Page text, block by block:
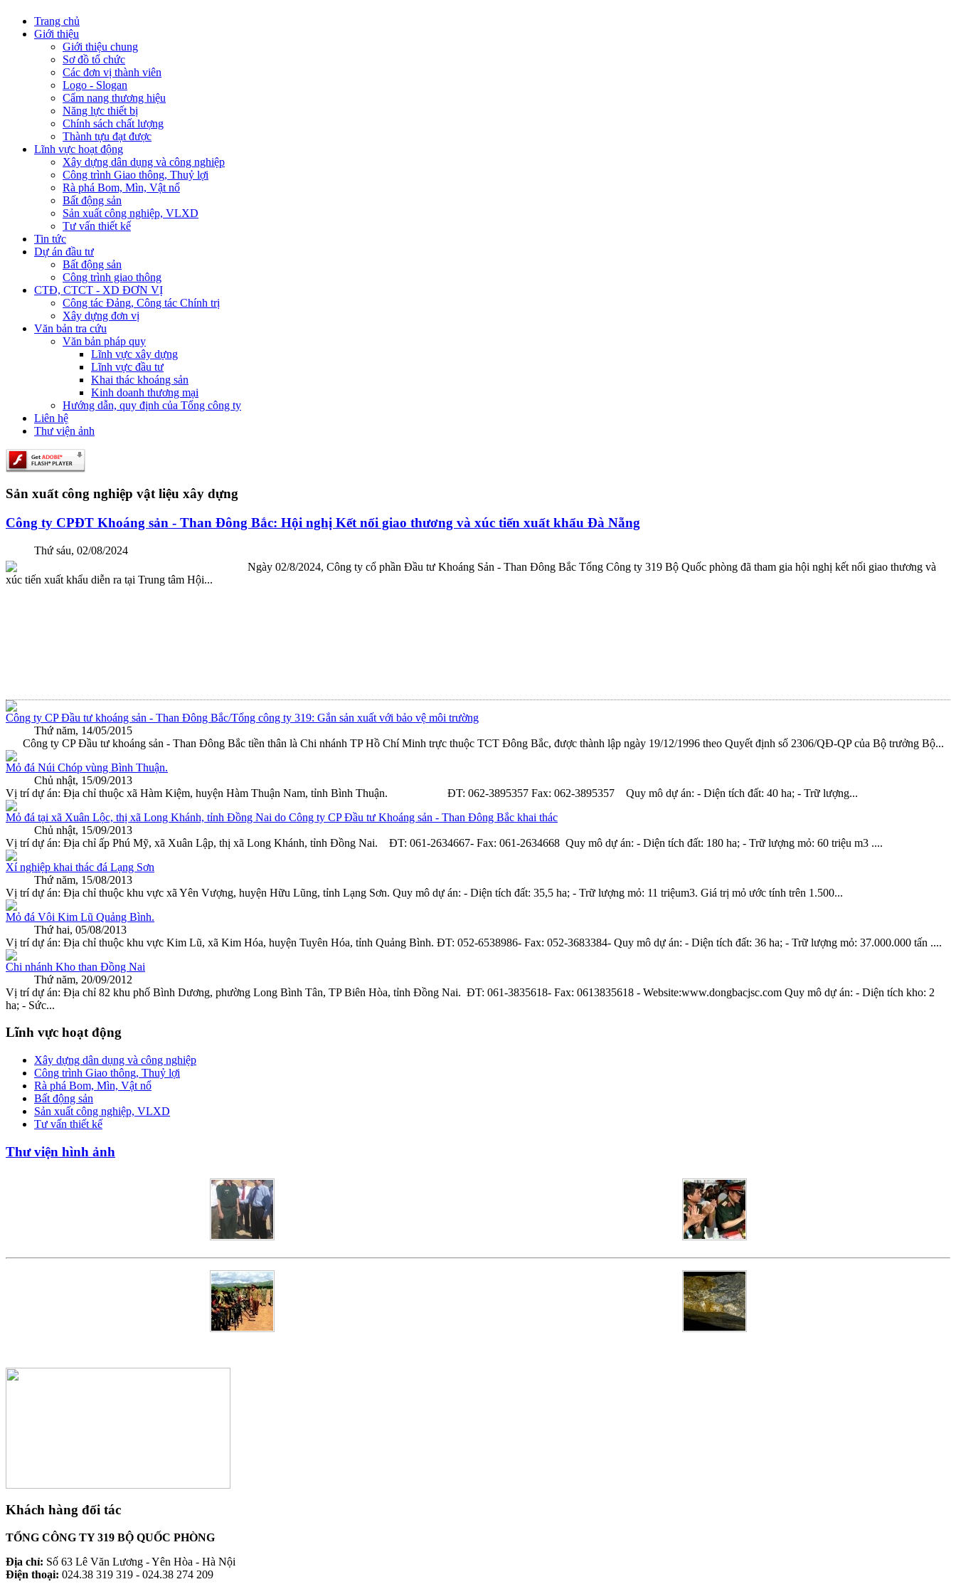
Trang chủ
Giới thiệu
Giới thiệu chung
Sơ đồ tổ chức
Các đơn vị thành viên
Logo - Slogan
Cẩm nang thương hiệu
Năng lực thiết bị
Chính sách chất lượng
Thành tựu đạt được
Lĩnh vực hoạt động
Xây dựng dân dụng và công nghiệp
Công trình Giao thông, Thuỷ lợi
Rà phá Bom, Mìn, Vật nổ
Bất động sản
Sản xuất công nghiệp, VLXD
Tư vấn thiết kế
Tin tức
Dự án đầu tư
Bất động sản
Công trình giao thông
CTĐ, CTCT - XD ĐƠN VỊ
Công tác Đảng, Công tác Chính trị
Xây dựng đơn vị
Văn bản tra cứu
Văn bản pháp quy
Lĩnh vực xây dựng
Lĩnh vực đầu tư
Khai thác khoáng sản
Kinh doanh thương mại
Hướng dẫn, quy định của Tổng công ty
Liên hệ
Thư viện ảnh
Sản xuất công nghiệp vật liệu xây dựng
Công ty CPĐT Khoáng sản - Than Đông Bắc: Hội nghị Kết nối giao thương và xúc tiến xuất khẩu Đà Nẵng
Thứ sáu, 02/08/2024
Ngày 02/8/2024, Công ty cổ phần Đầu tư Khoáng Sản - Than Đông Bắc Tổng Công ty 319 Bộ Quốc phòng đã tham gia hội nghị kết nối giao thương và
xúc tiến xuất khẩu diễn ra tại Trung tâm Hội...
Công ty CP Đầu tư khoáng sản - Than Đông Bắc/Tổng công ty 319: Gắn sản xuất với bảo vệ môi trường
Thứ năm, 14/05/2015
Công ty CP Đầu tư khoáng sản - Than Đông Bắc tiền thân là Chi nhánh TP Hồ Chí Minh trực thuộc TCT Đông Bắc, được thành lập ngày 19/12/1996 theo Quyết định số 2306/QĐ-QP của Bộ trưởng Bộ...
Mỏ đá Núi Chóp vùng Bình Thuận.
Chủ nhật, 15/09/2013
Vị trí dự án: Địa chỉ thuộc xã Hàm Kiệm, huyện Hàm Thuận Nam, tỉnh Bình Thuận. ĐT: 062-3895357 Fax: 062-3895357 Quy mô dự án: - Diện tích đất: 40 ha; - Trữ lượng...
Mỏ đá tại xã Xuân Lộc, thị xã Long Khánh, tỉnh Đồng Nai do Công ty CP Đầu tư Khoáng sản - Than Đông Bắc khai thác
Chủ nhật, 15/09/2013
Vị trí dự án: Địa chỉ ấp Phú Mỹ, xã Xuân Lập, thị xã Long Khánh, tỉnh Đồng Nai. ĐT: 061-2634667- Fax: 061-2634668 Quy mô dự án: - Diện tích đất: 180 ha; - Trữ lượng mỏ: 60 triệu m3 ....
Xí nghiệp khai thác đá Lạng Sơn
Thứ năm, 15/08/2013
Vị trí dự án: Địa chỉ thuộc khu vực xã Yên Vượng, huyện Hữu Lũng, tỉnh Lạng Sơn. Quy mô dự án: - Diện tích đất: 35,5 ha; - Trữ lượng mỏ: 11 triệum3. Giá trị mỏ ước tính trên 1.500...
Mỏ đá Vôi Kim Lũ Quảng Bình.
Thứ hai, 05/08/2013
Vị trí dự án: Địa chỉ thuộc khu vực Kim Lũ, xã Kim Hóa, huyện Tuyên Hóa, tỉnh Quảng Bình. ĐT: 052-6538986- Fax: 052-3683384- Quy mô dự án: - Diện tích đất: 36 ha; - Trữ lượng mỏ: 37.000.000 tấn ....
Chi nhánh Kho than Đồng Nai
Thứ năm, 20/09/2012
Vị trí dự án: Địa chỉ 82 khu phố Bình Dương, phường Long Bình Tân, TP Biên Hòa, tỉnh Đồng Nai. ĐT: 061-3835618- Fax: 0613835618 - Website:www.dongbacjsc.com Quy mô dự án: - Diện tích kho: 2
ha; - Sức...
Lĩnh vực hoạt động
Xây dựng dân dụng và công nghiệp
Công trình Giao thông, Thuỷ lợi
Rà phá Bom, Mìn, Vật nổ
Bất động sản
Sản xuất công nghiệp, VLXD
Tư vấn thiết kế
Thư viện hình ảnh
Khách hàng đối tác
TỔNG CÔNG TY 319 BỘ QUỐC PHÒNG
Địa chỉ: Số 63 Lê Văn Lương - Yên Hòa - Hà Nội
Điện thoại: 024.38 319 319 - 024.38 274 209